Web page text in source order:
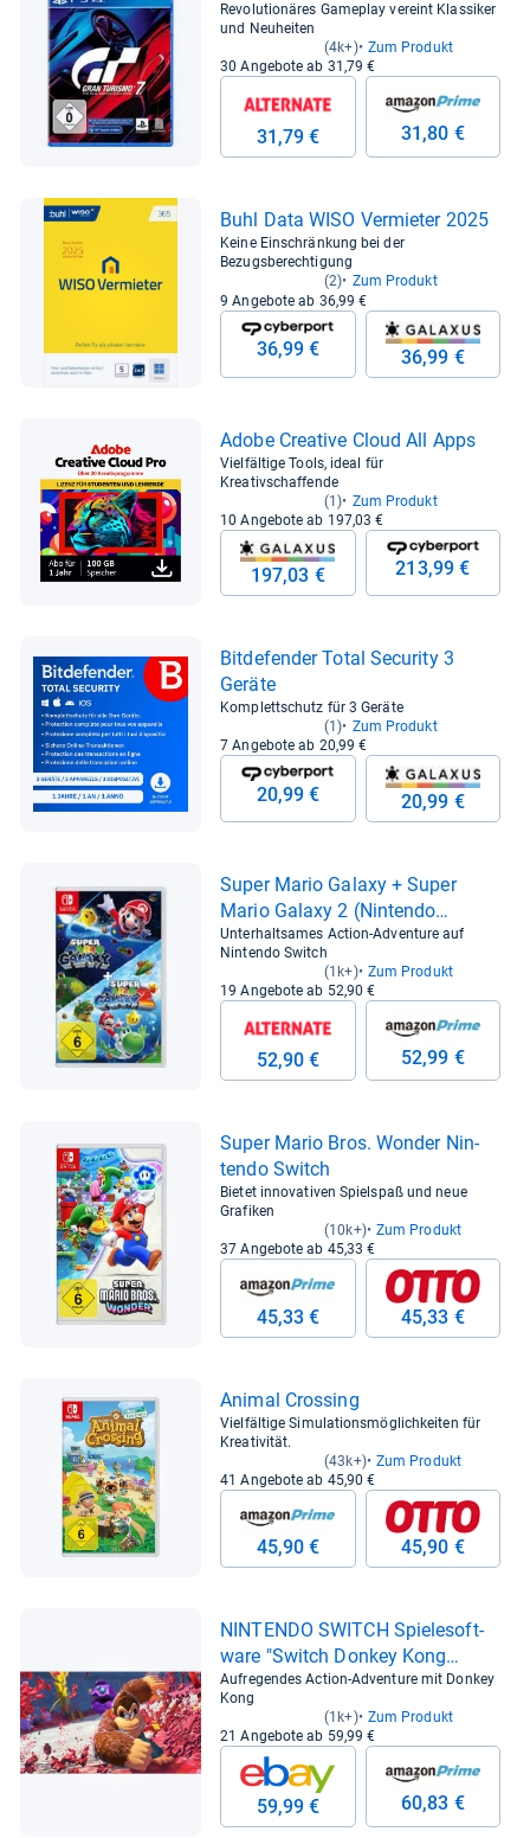
Revolutionäres Gameplay vereint Klassiker
und Neuheiten
(4k+) Zum Produkt
30 Angebote ab 31,79 €
31,79 € 31,80 €
Buhl Data WISO Ver­mie­ter 2025
Keine Einschränkung bei der
Bezugsberechtigung
(2)
Zum Produkt
9 Angebote ab 36,99 €
36,99 € 36,99 €
Adobe Crea­tive Cloud All Apps
Vielfältige Tools, ideal für
Kreativschaffende
(1)
Zum Produkt
10 Angebote ab 197,03 €
197,03 € 213,99 €
Bit­de­fen­der Total Secu­rity 3
Geräte
Komplettschutz für 3 Geräte
(1)
Zum Produkt
7 Angebote ab 20,99 €
20,99 € 20,99 €
Super Mario Galaxy + Super
Mario Galaxy 2 (Nin­tendo
Switch)
Unterhaltsames Action-Adventure auf
Nintendo Switch
(1k+) Zum Produkt
19 Angebote ab 52,90 €
52,90 € 52,99 €
Super Mario Bros. Won­der Nin­
tendo Switch
Bietet innovativen Spielspaß und neue
Grafiken
(10k+) Zum Produkt
37 Angebote ab 45,33 €
45,33 € 45,33 €
Ani­mal Cros­sing
Vielfältige Simulationsmöglichkeiten für
Kreativität.
(43k+) Zum Produkt
41 Angebote ab 45,90 €
45,90 € 45,90 €
NIN­TENDO SWITCH Spie­le­soft­
ware "Switch Don­key Kong
Bananza"
Aufregendes Action-Adventure mit Donkey
Kong
(1k+) Zum Produkt
21 Angebote ab 59,99 €
59,99 € 60,83 €